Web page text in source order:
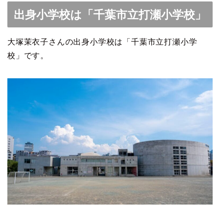
出身小学校は「千葉市立打瀬小学校」
大塚茉衣子さんの出身小学校は「千葉市立打瀬小学
校」です。